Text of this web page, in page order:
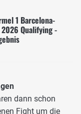
1 Barcelona-
2026 Qualifying -
dann schon
Fight um die